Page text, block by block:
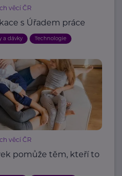
věcí ČR
s Úřadem práce
a dávky Technologie
věcí ČR
pomůže těm, kteří to